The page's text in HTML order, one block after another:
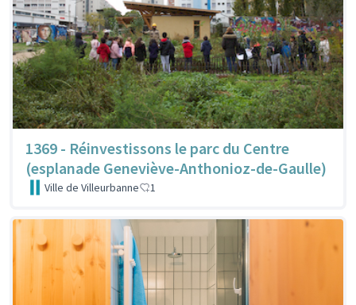
1369 - Réinvestissons le parc du Centre
(esplanade Geneviève-Anthonioz-de-Gaulle)
Ville de Villeurbanne 1